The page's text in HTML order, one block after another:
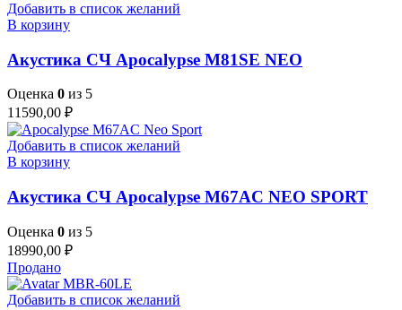
Добавить в список желаний
В корзину
Акустика СЧ Apocalypse M81SE NEO
Оценка 0 из 5
11590,00 ₽
Добавить в список желаний
В корзину
Акустика СЧ Apocalypse M67AC NEO SPORT
Оценка 0 из 5
18990,00 ₽
Продано
Добавить в список желаний